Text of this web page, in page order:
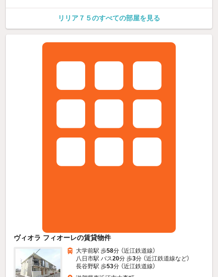
リリア７５のすべての部屋を見る
ヴィオラ フィオーレの賃貸物件
大学前駅 歩58分 （近江鉄道線）
八日市駅 バス20分 歩3分 （近江鉄道線など）
長谷野駅 歩53分 （近江鉄道線）